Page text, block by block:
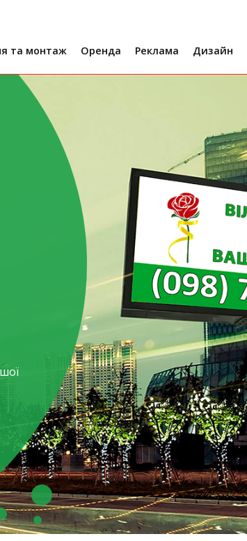
та монтаж
щитів
форматів
Оренда
Оренда білбордів
Оренда беклайтів
Оренда скроллерів
Оренда призматронів
Оренда двосторонніх білбордів
Реклама
Реклама в аеропорту
Реклама на автобусах
Реклама на транспорті
Реклама на тролейбусі
Дизайн